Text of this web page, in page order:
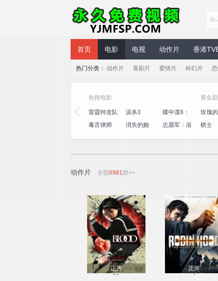
永久免费视频
首页 电影 电视 动作片 香港
热门分类： 动作片 喜剧片 爱情片 科幻片
热搜电影
雷霆特攻队 误杀3
碟中谍8：
最终清算
毒舌律师 消失的她
志愿军：浴
黄金
玫瑰
棋士
动作片 全部6981部>>
正片
73
正片
6